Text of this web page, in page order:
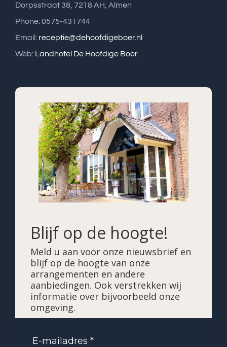
Dorpsstraat 38, 7218 AH, Almen
Phone: 0575-431744
Email: receptie@dehoofdigeboer.nl
Web: Landhotel De Hoofdige Boer
Blijf op de hoogte!
Meld u aan voor onze nieuwsbrief en
blijf op de hoogte van onze
arrangementen en andere
aanbiedingen. Ook verstrekken wij
informatie over bijvoorbeeld onze
omgeving.
E-mailadres *